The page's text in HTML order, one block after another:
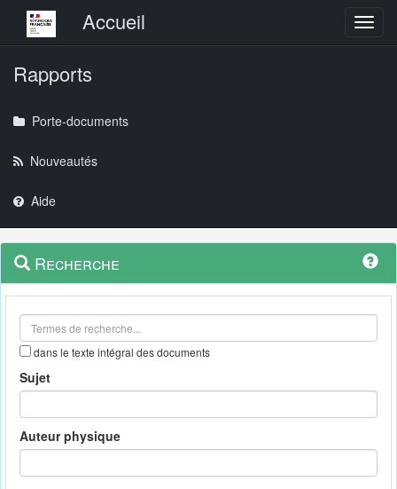
Menu principalAccueil
Rapports
Porte-documents
Nouveautés
Aide
Navigation
outils
Menu
contextuel
Recherche
dans le texte intégral des documents
Sujet
Auteur physique